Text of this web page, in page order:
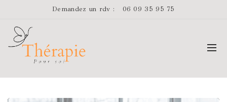
Demandez un rdv : 06 09 35 95 75